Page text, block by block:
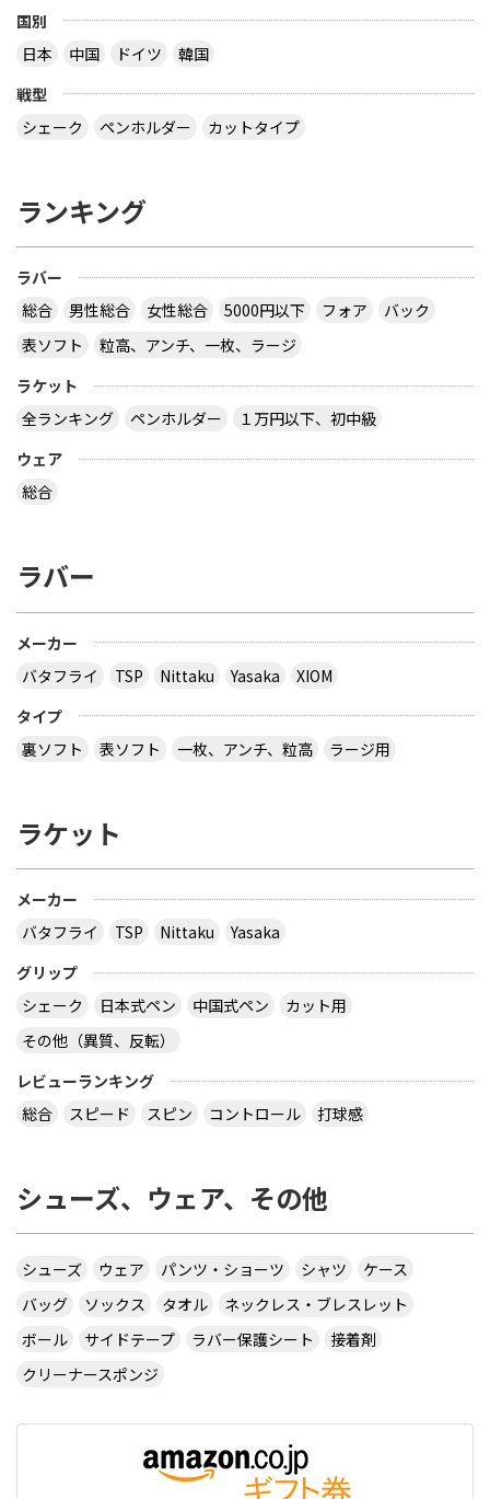
なら接着層 15% もありえますね 【質問】 （１）卓
ラケットで フォア面に近い所に 厚い接着層を入れ
る想定をしたのでしょうか？
いケースもあり得ますよ。 ２枚合板、昔にあったセ
板だったか、４枚合板だったかは忘れましたが。
サイトを見る
http://table-tennis.ocnk.net/ こちらでユニフォー
おうと思っているのは Li-Ning リーニン 中国代表ユ
３月２８日～島根県で行われた全国中学選抜卓球大
会で販売されていた 背面に「loved table
tennis~」と書かれたデザインTシャツ どこで購入
多分大会Ｔシャツでしょう。 どこでも売ってないの
では？ その会場でしか買えませんので、 最後の方
はサイズごとに売り切れになるので、 欲しい場合は
午前中に購入した方が良いでしょう。 県大会より上
で、出られなくても見に行くといいと思います。
virtual table tennisというアプリについてです。
サーブから回転(カーブなど)をかけるのってどうや
出来ますが、サーブからはできません 。 もしかし
カテ違いですが・・ 攻略サイトには スピンは相手
のコートに球があるときに自分のラケット付近をダ
ブルタップ！する と書いてありますのでやっぱり
ダブルタップではないでしょうか・・・
サイトを見る
CUSTOM TABLE TENNIS というサイトでラバーを
http://www.customtabletennis.co.uk/ですが この
サイトは日本からでも購入できますか？ また個人
情報は英語で入力する必要があるのでしょうか？
国別
日本
中国 ドイツ
韓国
戦型
シェーク
ペンホルダー カットタイプ
ランキング
ラバー
総合
男性総合 女性総合 5000円以下 フォア
バック
表ソフト
粒高、アンチ、一枚、ラージ
ラケット
全ランキング
ペンホルダー
１万円以下、初中級
ウェア
総合
ラバー
メーカー
バタフライ
TSP Nittaku Yasaka
XIOM
タイプ
裏ソフト
表ソフト 一枚、アンチ、粒高 ラージ用
ラケット
メーカー
バタフライ
TSP Nittaku
Yasaka
グリップ
シェーク
日本式ペン 中国式ペン
カット用
その他（異質、反転）
レビューランキング
総合
スピード スピン コントロール 打球感
シューズ、ウェア、その他
シューズ ウェア パンツ・ショーツ シャツ
ケース
バッグ
ソックス タオル
ネックレス・ブレスレット
ボール
サイドテープ ラバー保護シート
接着剤
クリーナースポンジ